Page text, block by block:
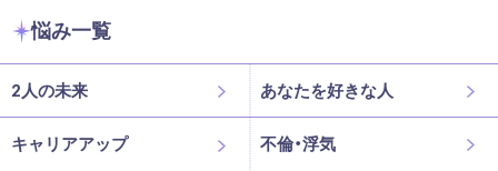
悩み一覧
2人の未来 あなたを好きな人
キャリアアップ 不倫・浮気